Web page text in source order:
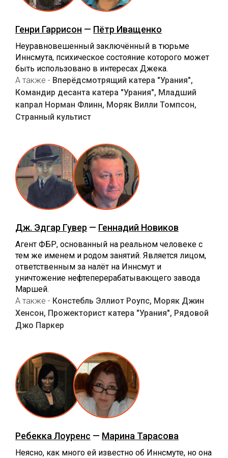
Генри Гаррисон — Пётр Иващенко
Неуравновешенный заключённый в тюрьме
Иннсмута, психическое состояние которого может
быть использовано в интересах Джека.
А также - Вперёдсмотрящий катера "Урания",
Командир десанта катера "Урания", Младший
капрал Норман Флинн, Моряк Вилли Томпсон,
Странный культист
Дж. Эдгар Гувер — Геннадий Новиков
Агент ФБР, основанный на реальном человеке с
тем же именем и родом занятий. Является лицом,
ответственным за налёт на Иннсмут и
уничтожение нефтеперерабатывающего завода
Маршей.
А также - Констебль Эллиот Роупс, Моряк Джин
Хенсон, Прожекторист катера "Урания", Рядовой
Джо Паркер
Ребекка Лоуренс — Марина Тарасова
Неясно, как много ей известно об Иннсмуте, но она